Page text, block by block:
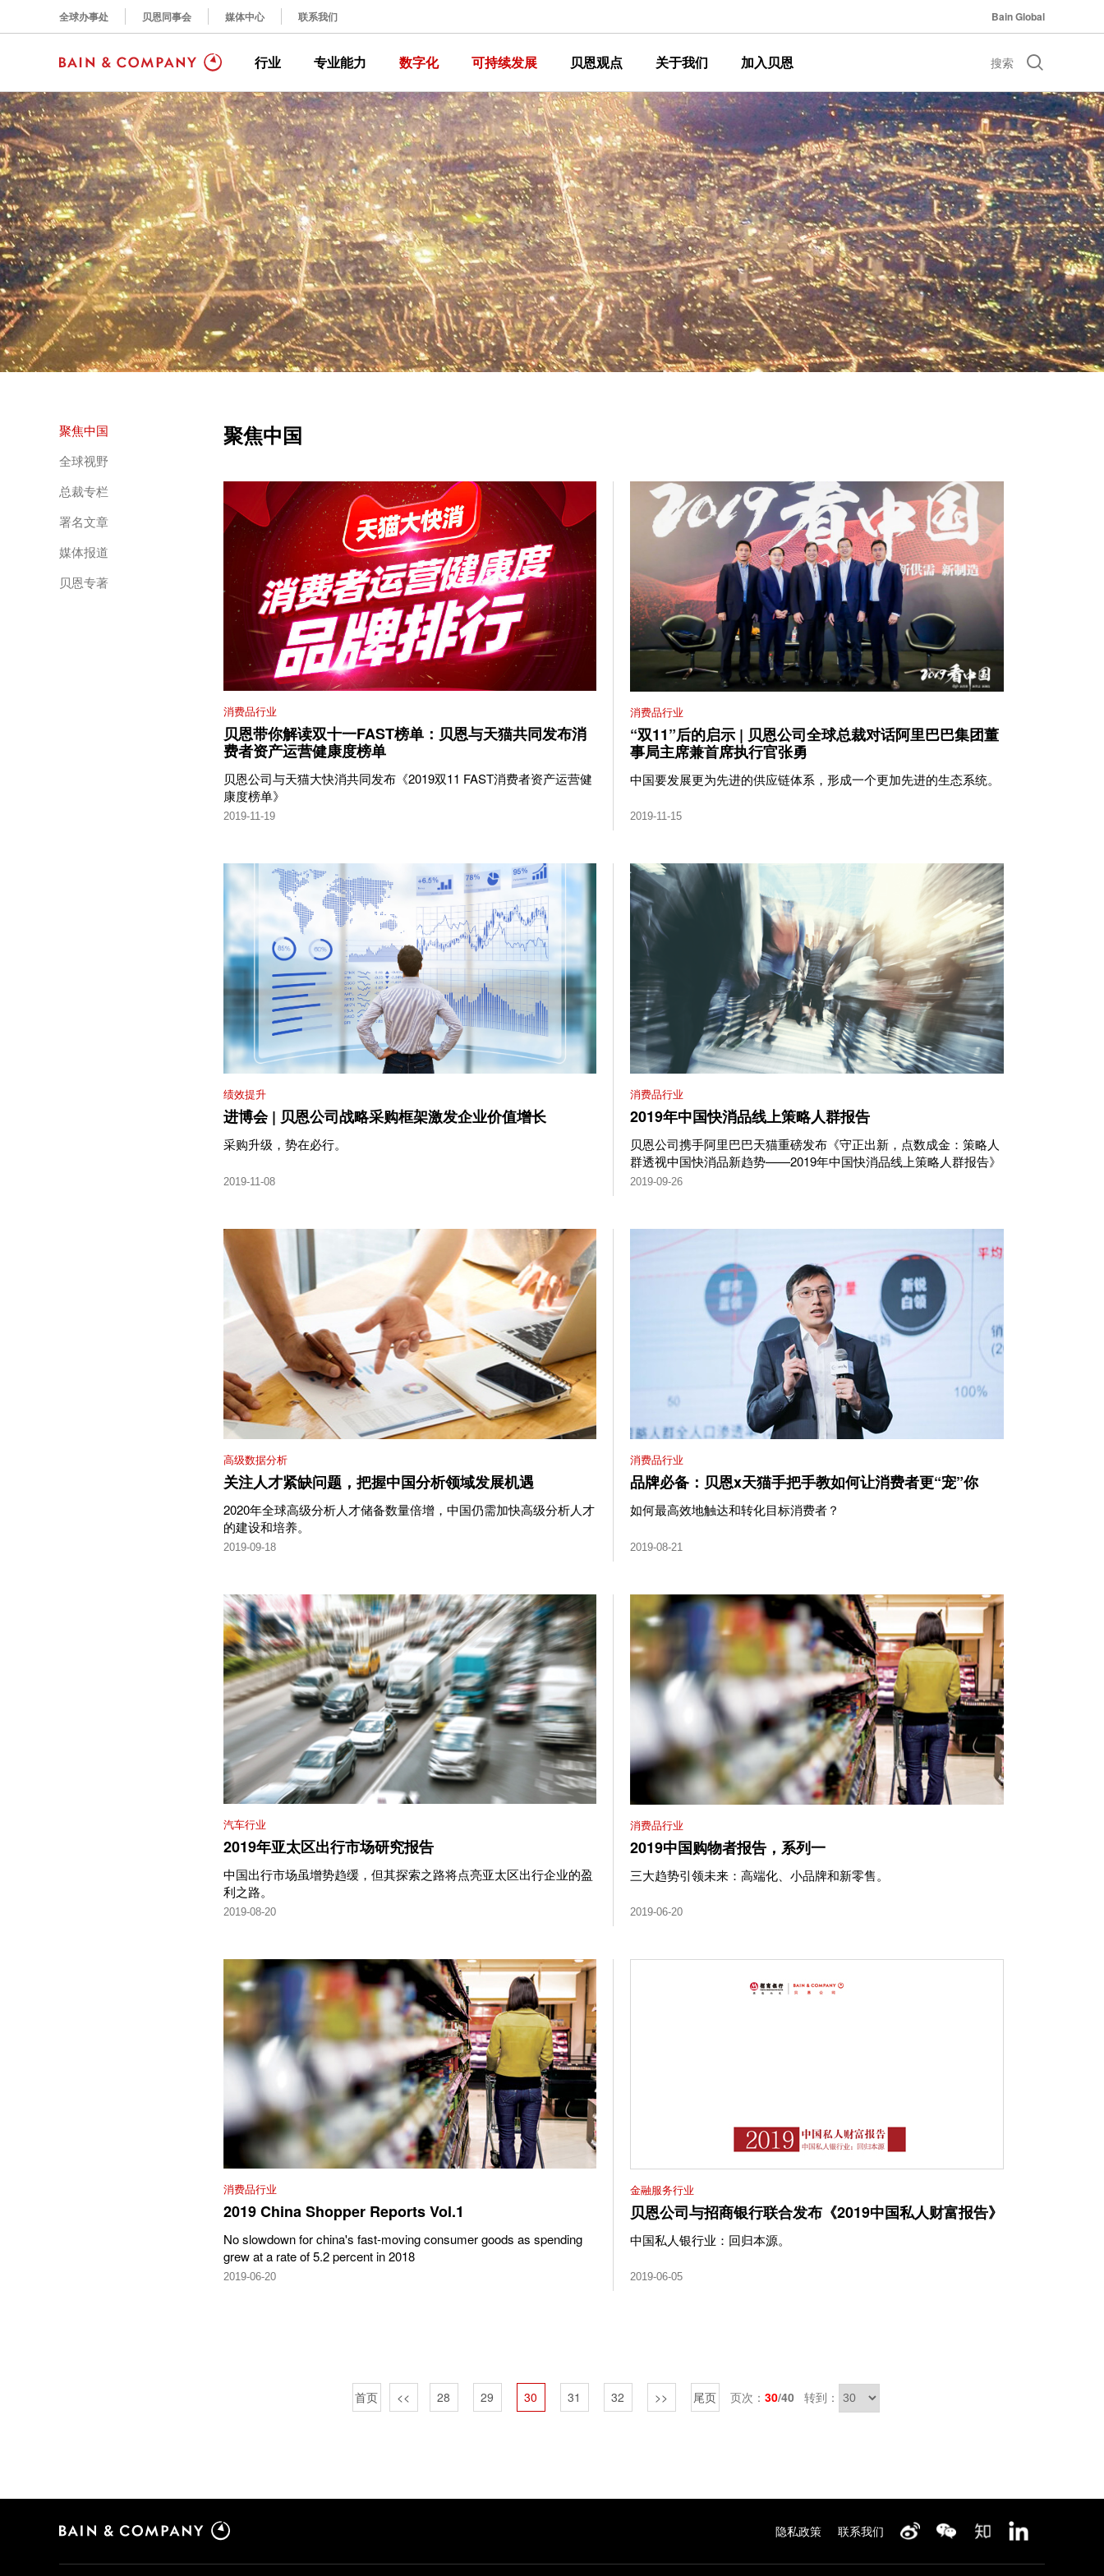
全球办事处 贝恩同事会 媒体中心 联系我们 Bain Global
行业 专业能力 数字化 可持续发展 贝恩观点 关于我们 加入贝恩 搜索
聚焦中国
全球视野
总裁专栏
署名文章
媒体报道
贝恩专著
聚焦中国
消费品行业
贝恩带你解读双十一FAST榜单：贝恩与天猫共同发布消
费者资产运营健康度榜单
贝恩公司与天猫大快消共同发布《2019双11 FAST消费者资产运营健
康度榜单》
2019-11-19
消费品行业
“双11”后的启示 | 贝恩公司全球总裁对话阿里巴巴集团董
事局主席兼首席执行官张勇
中国要发展更为先进的供应链体系，形成一个更加先进的生态系统。
2019-11-15
绩效提升
进博会 | 贝恩公司战略采购框架激发企业价值增长
采购升级，势在必行。
2019-11-08
消费品行业
2019年中国快消品线上策略人群报告
贝恩公司携手阿里巴巴天猫重磅发布《守正出新，点数成金：策略人
群透视中国快消品新趋势——2019年中国快消品线上策略人群报告》
2019-09-26
高级数据分析
关注人才紧缺问题，把握中国分析领域发展机遇
2020年全球高级分析人才储备数量倍增，中国仍需加快高级分析人才
的建设和培养。
2019-09-18
消费品行业
品牌必备：贝恩x天猫手把手教如何让消费者更“宠”你
如何最高效地触达和转化目标消费者？
2019-08-21
汽车行业
2019年亚太区出行市场研究报告
中国出行市场虽增势趋缓，但其探索之路将点亮亚太区出行企业的盈
利之路。
2019-08-20
消费品行业
2019中国购物者报告，系列一
三大趋势引领未来：高端化、小品牌和新零售。
2019-06-20
消费品行业
2019 China Shopper Reports Vol.1
No slowdown for china's fast-moving consumer goods as spending
grew at a rate of 5.2 percent in 2018
2019-06-20
金融服务行业
贝恩公司与招商银行联合发布《2019中国私人财富报告》
中国私人银行业：回归本源。
2019-06-05
首页 << 28 29 30 31 32 >> 尾页 页次： 30/40 转到：
隐私政策 联系我们